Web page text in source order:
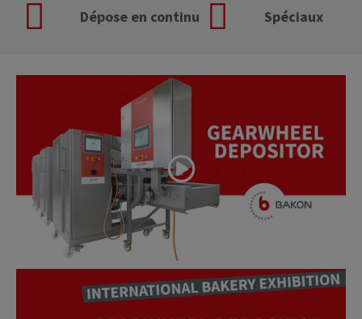
Dépose en continu Spéciaux